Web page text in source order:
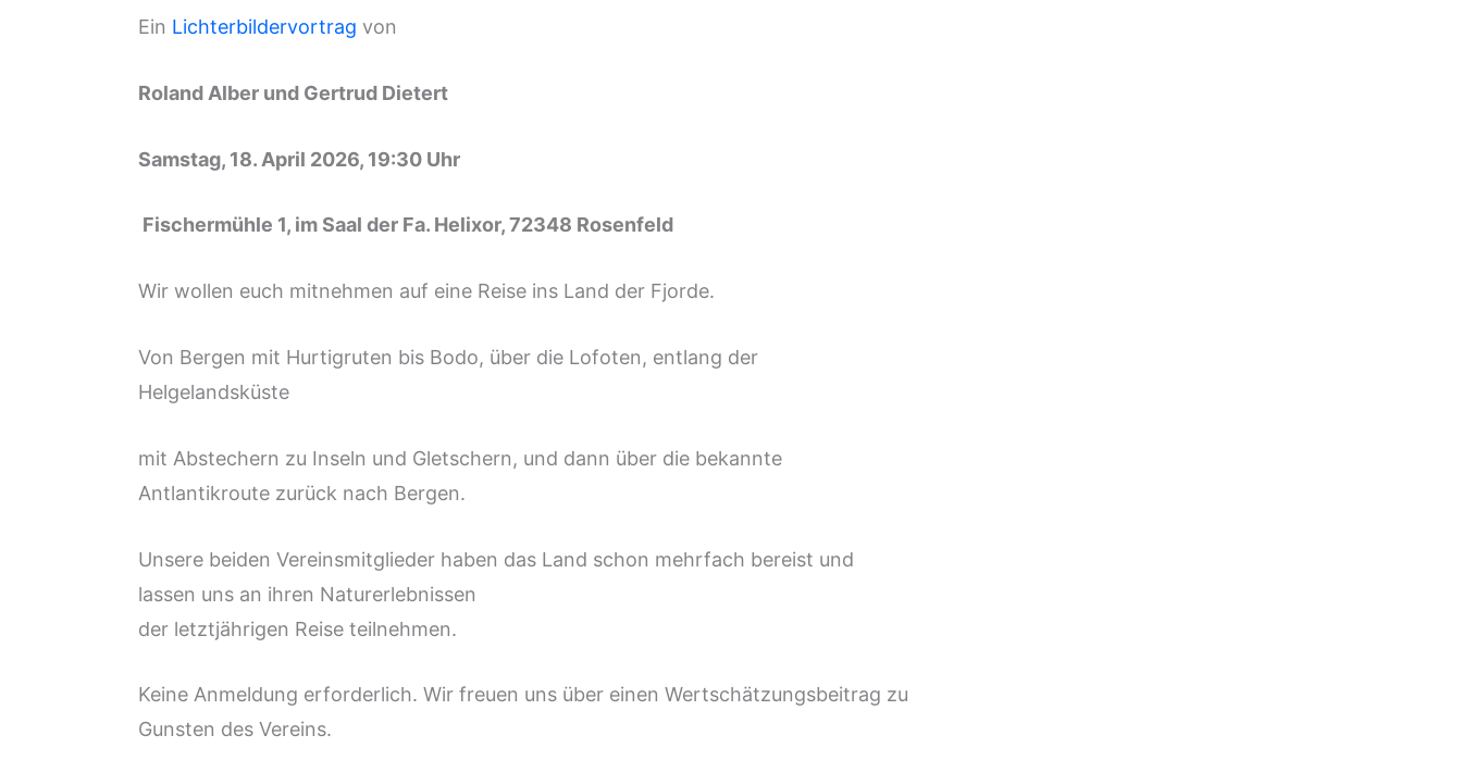
Ein Lichterbildervortrag von
Roland Alber und Gertrud Dietert
Samstag, 18. April 2026, 19:30 Uhr
Fischermühle 1, im Saal der Fa. Helixor, 72348 Rosenfeld
Wir wollen euch mitnehmen auf eine Reise ins Land der Fjorde.
Von Bergen mit Hurtigruten bis Bodo, über die Lofoten, entlang der
Helgelandsküste
mit Abstechern zu Inseln und Gletschern, und dann über die bekannte
Antlantikroute zurück nach Bergen.
Unsere beiden Vereinsmitglieder haben das Land schon mehrfach bereist und
lassen uns an ihren Naturerlebnissen
der letztjährigen Reise teilnehmen.
Keine Anmeldung erforderlich. Wir freuen uns über einen Wertschätzungsbeitrag zu
Gunsten des Vereins.